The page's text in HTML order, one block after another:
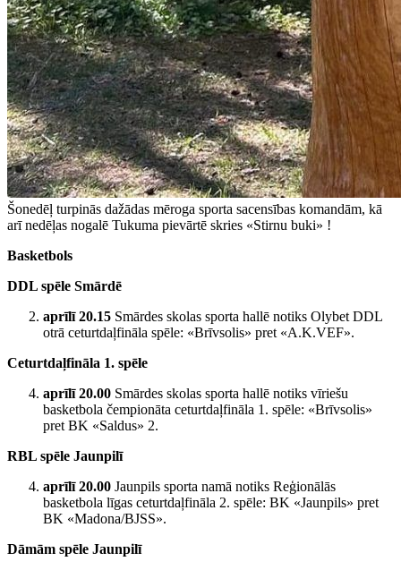
Šonedēļ turpinās dažādas mēroga sporta sacensības komandām, kā
arī nedēļas nogalē Tukuma pievārtē skries «Stirnu buki» !
Basketbols
DDL spēle Smārdē
aprīlī 20.15 Smārdes skolas sporta hallē notiks Olybet DDL
otrā ceturtdaļfināla spēle: «Brīvsolis» pret «A.K.VEF».
Ceturtdaļfināla 1. spēle
aprīlī 20.00 Smārdes skolas sporta hallē notiks vīriešu
basketbola čempionāta ceturtdaļfināla 1. spēle: «Brīvsolis»
pret BK «Saldus» 2.
RBL spēle Jaunpilī
aprīlī 20.00 Jaunpils sporta namā notiks Reģionālās
basketbola līgas ceturtdaļfināla 2. spēle: BK «Jaunpils» pret
BK «Madona/BJSS».
Dāmām spēle Jaunpilī